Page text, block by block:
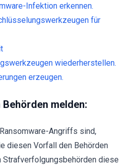
Infektion erkennen.
für
wiederherstellen.
erzeugen.
melden:
Angriffs sind,
diesen Vorfall den Behörden
Strafverfolgungsbehörden diese